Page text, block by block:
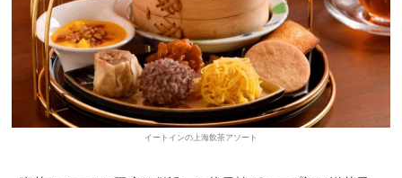
イートインの上海飲茶アソート